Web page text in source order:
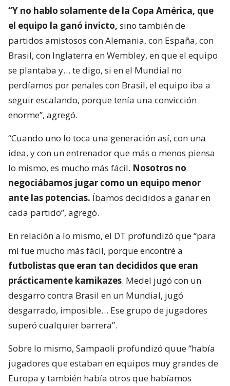
“Y no hablo solamente de la Copa América, que
el equipo la ganó invicto, sino también de
partidos amistosos con Alemania, con España, con
Brasil, con Inglaterra en Wembley, en que el equipo
se plantaba y… te digo, si en el Mundial no
perdíamos por penales con Brasil, el equipo iba a
seguir escalando, porque tenía una convicción
enorme”, agregó.
“Cuando uno lo toca una generación así, con una
idea, y con un entrenador que más o menos piensa
lo mismo, es mucho más fácil. Nosotros no
negociábamos jugar como un equipo menor
ante las potencias. Íbamos decididos a ganar en
cada partido”, agregó.
En relación a lo mismo, el DT profundizó que “para
mí fue mucho más fácil, porque encontré a
futbolistas que eran tan decididos que eran
prácticamente kamikazes. Medel jugó con un
desgarro contra Brasil en un Mundial, jugó
desgarrado, imposible… Ese grupo de jugadores
superó cualquier barrera”.
Sobre lo mismo, Sampaoli profundizó quue “había
jugadores que estaban en equipos muy grandes de
Europa y también había otros que habíamos